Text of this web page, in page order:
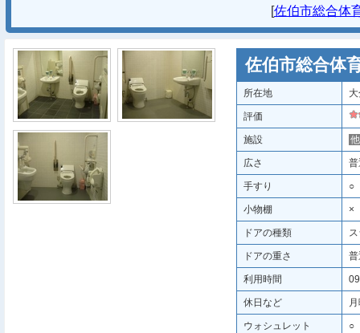
[佐伯市総合体
佐伯市総合体
所在地
評価
施設 他
広さ
手すり ○
小物棚 ×
ドアの種類
ドアの重さ
利用時間
休日など
ウォシュレット ○